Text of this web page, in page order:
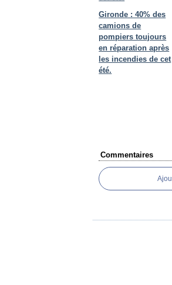
Gironde : 40% des
camions de
pompiers toujours
en réparation après
les incendies de cet
été.
Commentaires